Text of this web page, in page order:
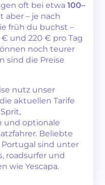
oft bei etwa 100–
aber – je nach
früh du buchst –
und 220 € pro Tag
noch teurer
sind die Preise
nutz unser
aktuellen Tarife
und optionale
Beliebte
sind unter
roadsurfer und
wie Yescapa.